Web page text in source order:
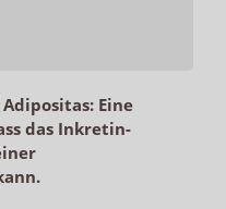
Adipositas: Eine
das Inkretin-